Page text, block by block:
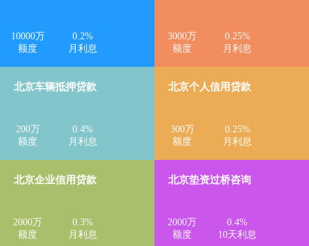
10000万
额度
0.2%
月利息
3000万
额度
0.25%
月利息
北京车辆抵押贷款
200万
额度
0.4%
月利息
北京个人信用贷款
300万
额度
0.25%
月利息
北京企业信用贷款
2000万
额度
0.3%
月利息
北京垫资过桥咨询
2000万
额度
0.4%
10天利息